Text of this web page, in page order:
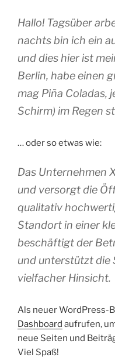
Hallo! Tagsüber
nachts bin ich ein
und dies hier ist
Berlin, habe einen
mag Piña Coladas,
Schirm) im Regen
… oder so etwas wie:
Das Unternehmen
und versorgt die
qualitativ
Standort in einer
beschäftigt der
und unterstützt die
vielfacher Hinsicht.
Als neuer WordPress-
Dashboard aufrufen,
neue Seiten und
Viel Spaß!